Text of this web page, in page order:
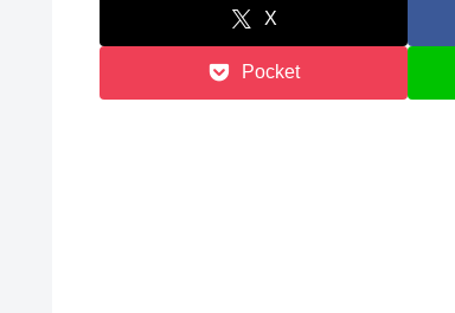
X
Pocket